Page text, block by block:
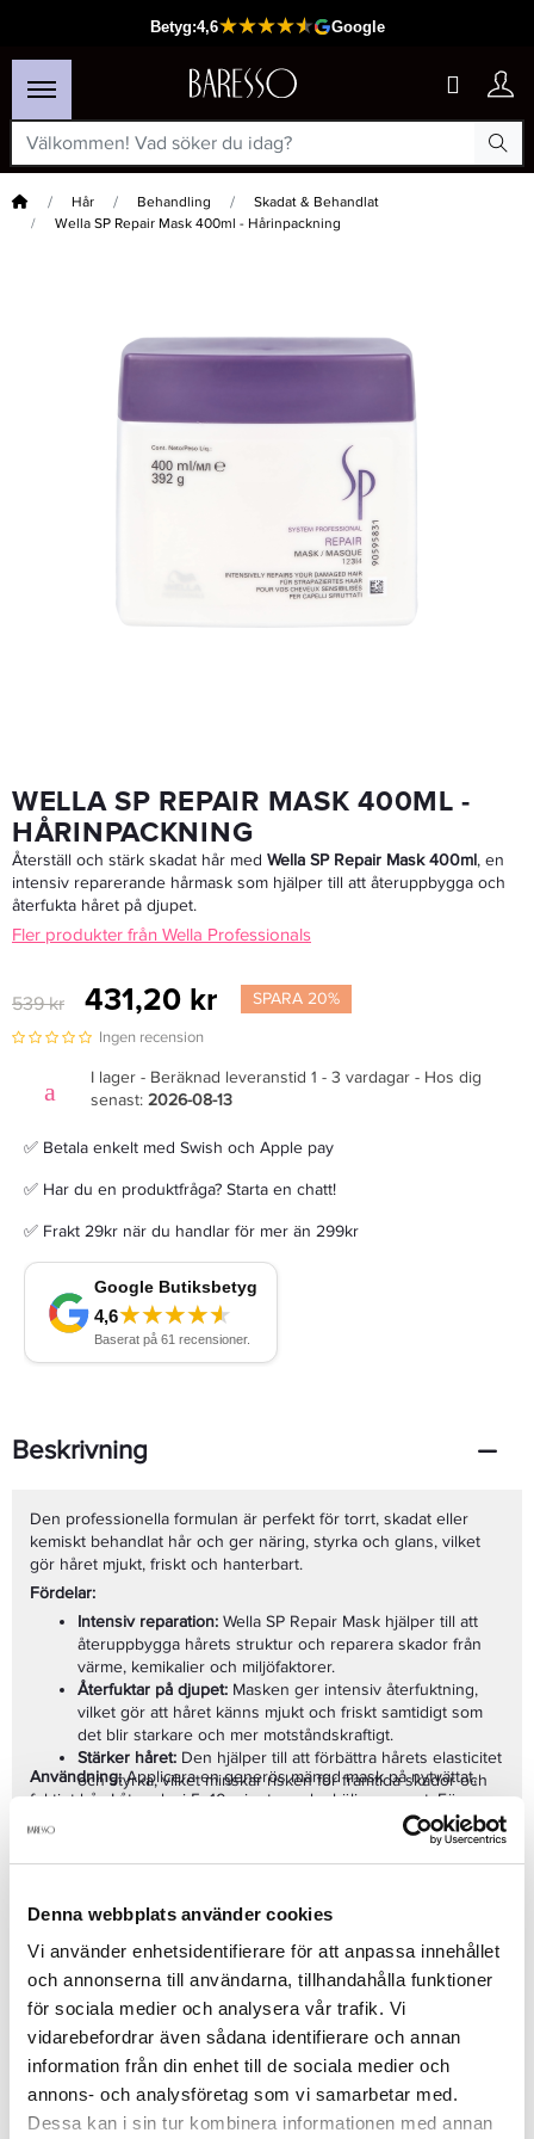
Denna webbplats använder cookies
Vi använder enhetsidentifierare för att anpassa innehållet
och annonserna till användarna, tillhandahålla funktioner
för sociala medier och analysera vår trafik. Vi
vidarebefordrar även sådana identifierare och annan
information från din enhet till de sociala medier och
annons- och analysföretag som vi samarbetar med.
Dessa kan i sin tur kombinera informationen med annan
Hem Hår Behandling
Skadat & Behandlat
Wella SP Repair Mask 400ml - Hårinpackning
Paul Mitchell Ultimate Color Repair Shampoo 250 Ml - Schampo
WELLA SP REPAIR MASK 400ML -
HÅRINPACKNING
Återställ och stärk skadat hår med Wella SP Repair Mask 400ml, en
intensiv reparerande hårmask som hjälper till att återuppbygga och
återfukta håret på djupet.
Fler produkter från Wella Professionals
539 kr 431,20 kr SPARA 20%
Ingen recension
I lager - Beräknad leveranstid 1 - 3 vardagar - Hos dig
senast: 2026-08-13
✅ Betala enkelt med Swish och Apple pay
✅ Har du en produktfråga? Starta en chatt!
✅ Frakt 29kr när du handlar för mer än 299kr
Beskrivning
Den professionella formulan är perfekt för torrt, skadat eller
kemiskt behandlat hår och ger näring, styrka och glans, vilket
gör håret mjukt, friskt och hanterbart.
Fördelar:
Intensiv reparation: Wella SP Repair Mask hjälper till att
återuppbygga hårets struktur och reparera skador från
värme, kemikalier och miljöfaktorer.
Återfuktar på djupet: Masken ger intensiv återfuktning,
vilket gör att håret känns mjukt och friskt samtidigt som
det blir starkare och mer motståndskraftigt.
Stärker håret: Den hjälper till att förbättra hårets elasticitet
och styrka, vilket minskar risken för framtida skador och
gör håret lättare att hantera.
Lämnar håret glänsande, mjukt och
Professionell kvalitet:Wella är ett världsledande
produkter som ger långvariga och synliga resultat för
Användning:Applicera en generös mängd mask på nytvättat,
fuktigt hår. Låt verka i 5–10 minuter och skölj noggrant. För
bästa resultat, använd tillsammans med
Wella SP Repair
Wella SP Repair-serien.
och återfukta skadat hår på djupet.
Se mer
Produktdetaljer